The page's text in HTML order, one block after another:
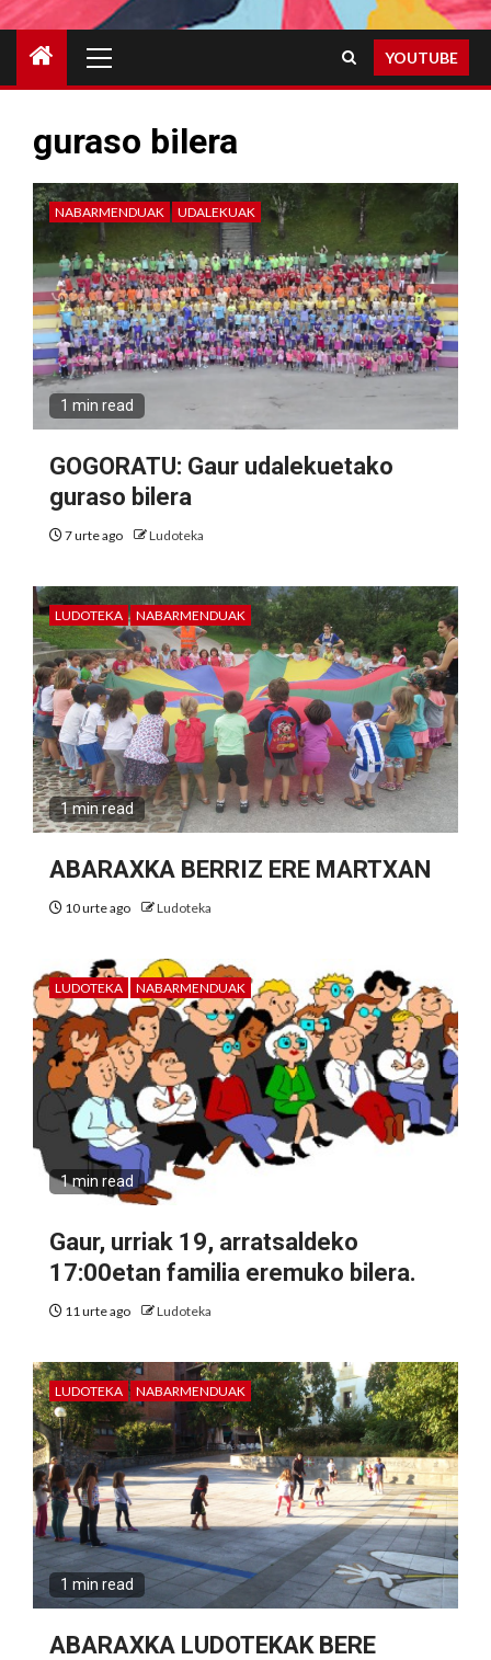
Menu
YOUTUBE
guraso bilera
NABARMENDUAK UDALEKUAK
1 min read
GOGORATU: Gaur udalekuetako
guraso bilera
7 urte ago Ludoteka
LUDOTEKA NABARMENDUAK
1 min read
ABARAXKA BERRIZ ERE MARTXAN
10 urte ago Ludoteka
LUDOTEKA NABARMENDUAK
1 min read
Gaur, urriak 19, arratsaldeko
17:00etan familia eremuko bilera.
11 urte ago Ludoteka
LUDOTEKA NABARMENDUAK
1 min read
ABARAXKA LUDOTEKAK BERE